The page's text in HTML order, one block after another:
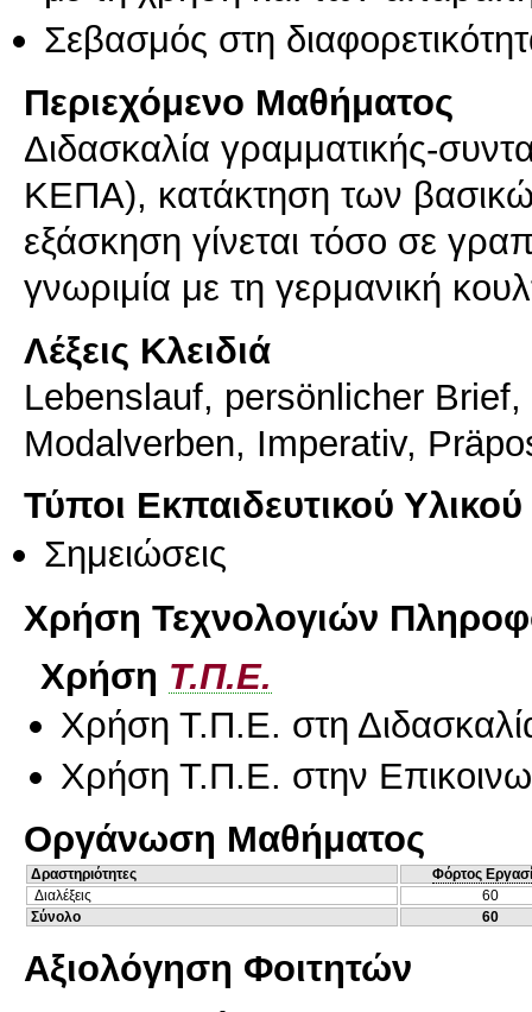
Σεβασμός στη
Περιεχόμενο Μαθήματος
Διδασκαλία γραμματικής-
ΚΕΠΑ), κατάκτηση των
εξάσκηση γίνεται τόσο σε
γνωριμία με τη γερμανική
Λέξεις Κλειδιά
Lebenslauf, persönlicher
Modalverben, Imperativ,
Τύποι Εκπαιδευτικού Υλικού
Σημειώσεις
Χρήση Τεχνολογιών
Χρήση Τ.Π.Ε.
Χρήση Τ.Π.Ε. στη
Χρήση Τ.Π.Ε. στην
Οργάνωση Μαθήματος
Δραστηριότητες
Φόρτος
Διαλέξεις
60
Σύνολο
60
Αξιολόγηση Φοιτητών